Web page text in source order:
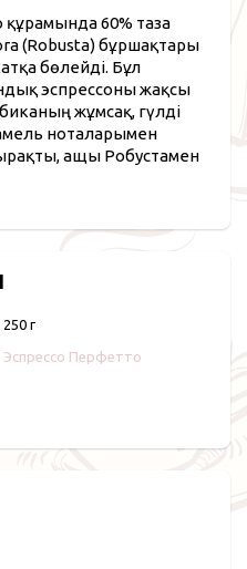
60% таза
(Robusta) бұршақтары
бөлейді. Бұл
эспрессоны жақсы
жұмсақ, гүлді
ноталарымен
ащы Робустамен
250 г
Эспрессо Перфетто